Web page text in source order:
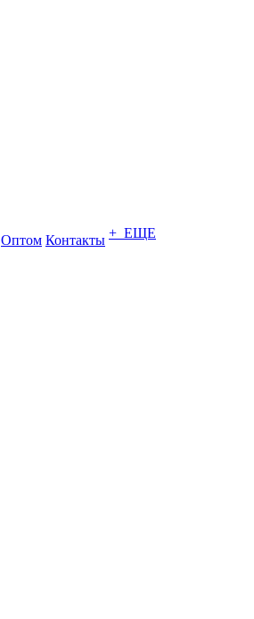
Оптом Контакты + ЕЩЕ